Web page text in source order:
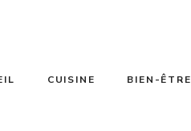
CUISINE BIEN-ÊTRE